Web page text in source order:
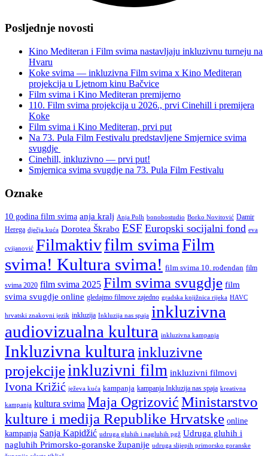
svima
pregled
inkluzivnosti
Posljednje novosti
Kino Mediteran i Film svima nastavljaju inkluzivnu turneju na
Hvaru
Koke svima — inkluzivna Film svima x Kino Mediteran
projekcija u Ljetnom kinu Bačvice
Film svima i Kino Mediteran premijerno
110. Film svima projekcija u 2026., prvi Cinehill i premijera
Koke
Film svima i Kino Mediteran, prvi put
Na 73. Pula Film Festivalu predstavljene Smjernice svima
svugdje
Cinehill, inkluzivno — prvi put!
Smjernica svima svugdje na 73. Pula Film Festivalu
Oznake
10 godina film svima anja kralj Anja Polh bonobostudio Borko Novitović Damir
Herega dječja kuća Dorotea Škrabo ESF Europski socijalni fond eva
cvijanović Filmaktivfilm svimaFilm
svima! Kultura svima! film svima 10. rođendan film
svima 2020 film svima 2025 Film svima svugdje film
svima svugdje online gledajmo filmove zajedno gradska knjižnica rijeka HAVC
hrvatski znakovni jezik inkluzija Inkluzija nas spaja inkluzivna
audiovizualna kultura inkluzivna kampanja
Inkluzivna kulturainkluzivne
projekcijeinkluzivni film inkluzivni filmovi
Ivona Križić ježeva kuća kampanja kampanja Inkluzija nas spaja kreativna
kampanja kultura svima Maja OgrizovićMinistarstvo
kulture i medija Republike Hrvatske online
kampanja Sanja Kapidžić udruga gluhih i nagluhih pgž Udruga gluhih i
nagluhih Primorsko-goranske županije udruga slijepih primorsko goranske